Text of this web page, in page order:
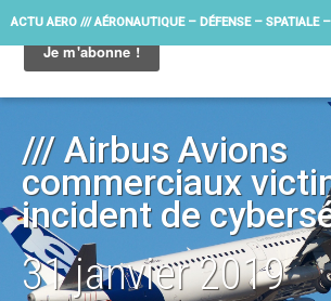
ACTU AERO /// AÉRONAUTIQUE – DÉFENSE – SPATIALE
/// Airbus Avions
commerciaux
incident de
31 janvier 2019